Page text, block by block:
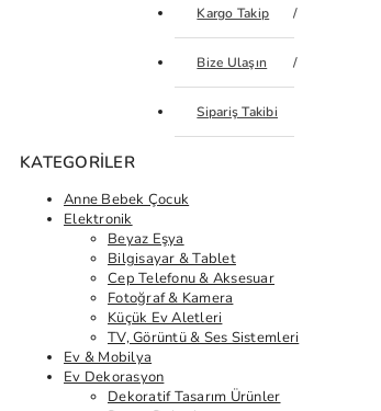
Kargo Takip
Bize Ulaşın
Sipariş Takibi
KATEGORILER
Anne Bebek Çocuk
Elektronik
Beyaz Eşya
Bilgisayar & Tablet
Cep Telefonu & Aksesuar
Fotoğraf & Kamera
Küçük Ev Aletleri
TV, Görüntü & Ses Sistemleri
Ev & Mobilya
Ev Dekorasyon
Dekoratif Tasarım Ürünler